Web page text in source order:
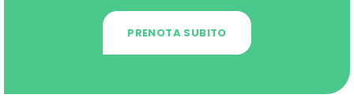
PRENOTA SUBITO